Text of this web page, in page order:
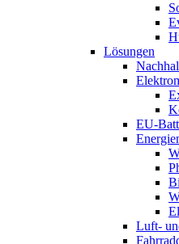
Lösungen
EU-
Luft-